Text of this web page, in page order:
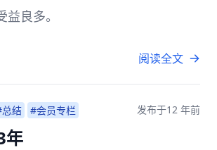
良多。
阅读全文
结 #会员专栏 发布于12 年前
年